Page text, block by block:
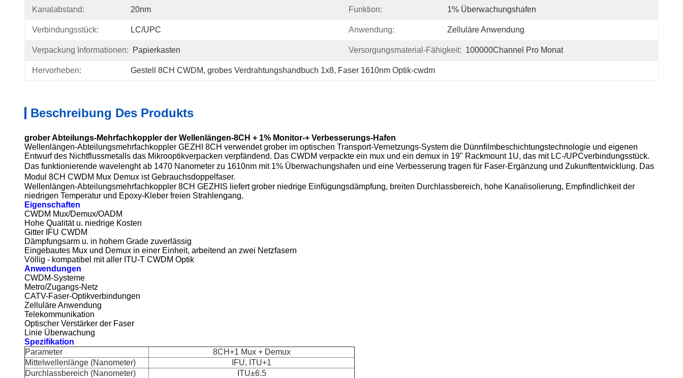
Kanalabstand: 20nm Funktion: 1% Überwachungshafen
Verbindungsstück: LC/UPC Anwendung: Zelluläre Anwendung
Verpackung Informationen: Papierkasten Versorgungsmaterial-Fähigkeit: 100000Channel Pro Monat
Hervorheben: Gestell 8CH CWDM, grobes Verdrahtungshandbuch 1x8, Faser 1610nm Optik-cwdm
Beschreibung Des Produkts
grober Abteilungs-Mehrfachkoppler der Wellenlängen-8CH + 1% Monitor-+ Verbesserungs-Hafen
Wellenlängen-Abteilungsmehrfachkoppler GEZHI 8CH verwendet grober im optischen Transport-Vernetzungs-System die Dünnfilmbeschichtungstechnologie und eigenen
Entwurf des Nichtflussmetalls das Mikrooptikverpacken verpfändend. Das CWDM verpackte ein mux und ein demux in 19" Rackmount 1U, das mit LC-/UPCverbindungsstück.
Das funktionierende wavelenght ab 1470 Nanometer zu 1610nm mit 1% Überwachungshafen und eine Verbesserung tragen für Faser-Ergänzung und Zukunftentwicklung. Das
Modul 8CH CWDM Mux Demux ist Gebrauchsdoppelfaser.
Wellenlängen-Abteilungsmehrfachkoppler 8CH GEZHIS liefert grober niedrige Einfügungsdämpfung, breiten Durchlassbereich, hohe Kanalisolierung, Empfindlichkeit der
niedrigen Temperatur und Epoxy-Kleber freien Strahlengang.
Eigenschaften
CWDM Mux/Demux/OADM
Hohe Qualität u. niedrige Kosten
Gitter IFU CWDM
Dämpfungsarm u. in hohem Grade zuverlässig
Eingebautes Mux und Demux in einer Einheit, arbeitend an zwei Netzfasern
Völlig - kompatibel mit aller ITU-T CWDM Optik
Anwendungen
CWDM-Systeme
Metro/Zugangs-Netz
CATV-Faser-Optikverbindungen
Zelluläre Anwendung
Telekommunikation
Optischer Verstärker der Faser
Linie Überwachung
Spezifikation
Parameter
8CH+1 Mux + Demux
Mittelwellenlänge (Nanometer)
IFU, ITU+1
Durchlassbereich (Nanometer)
ITU±6.5